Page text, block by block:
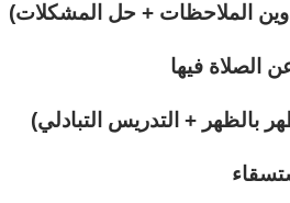
الملاحظات + حل المشكلات)
الصلاة فيها
بالظهر + التدريس التبادلي)